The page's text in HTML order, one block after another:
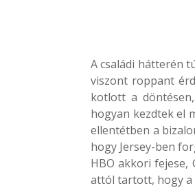
A családi hátterén
viszont roppant
kotlott a
hogyan kezdtek el
ellentétben a
hogy Jersey-ben
HBO akkori
attól tartott, hogy a